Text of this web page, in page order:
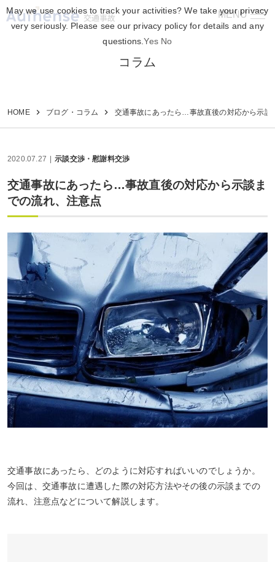
MENU
交通事故
コラム
HOME ブログ・コラム 交通事故にあったら…事故直後の対応から示談
2020.07.27 示談交渉・慰謝料交渉
交通事故にあったら…事故直後の対応から示談ま
での流れ、注意点
交通事故にあったら、どのように対応すればいいのでしょうか。
今回は、交通事故に遭遇した際の対応方法やその後の示談までの
流れ、注意点などについて解説します。
May we use cookies to track your activities? We take your privacy
very seriously. Please see our privacy policy for details and any
questions.Yes No